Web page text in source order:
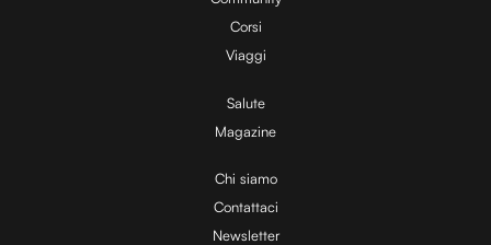
Corsi
Viaggi
Salute
Magazine
Chi siamo
Contattaci
Newsletter